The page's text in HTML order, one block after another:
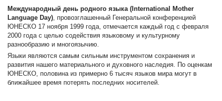
Международный день родного языка (International Mother
Language Day), провозглашенный Генеральной конференцией
ЮНЕСКО 17 ноября 1999 года, отмечается каждый год с февраля
2000 года с целью содействия языковому и культурному
разнообразию и многоязычию.
Языки являются самым сильным инструментом сохранения и
развития нашего материального и духовного наследия. По оценкам
ЮНЕСКО, половина из примерно 6 тысяч языков мира могут в
ближайшее время потерять последних носителей.